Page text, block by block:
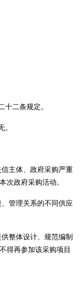
十二条规定。
。
主体、政府采购严重
次政府采购活动。
管理关系的不同供应
整体设计、规范编制
得再参加该采购项目